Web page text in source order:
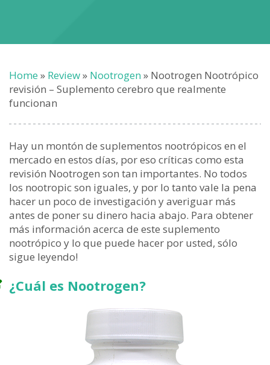
Home » Review» Nootrogen» Nootrogen Nootrópico
revisión – Suplemento cerebro que realmente
funcionan
Hay un montón de suplementos nootrópicos en el
mercado en estos días, por eso críticas como esta
revisión Nootrogen son tan importantes. No todos
los nootropic son iguales, y por lo tanto vale la pena
hacer un poco de investigación y averiguar más
antes de poner su dinero hacia abajo. Para obtener
más información acerca de este suplemento
nootrópico y lo que puede hacer por usted, sólo
sigue leyendo!
¿Cuál es Nootrogen?